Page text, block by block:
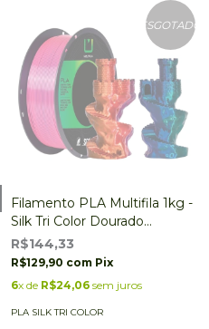
ESGOTADO
Filamento PLA Multifila 1kg -
Silk Tri Color Dourado
Vermelho e Azul
R$144,33
R$129,90 com Pix
6x de R$24,06 sem juros
PLA SILK TRI COLOR